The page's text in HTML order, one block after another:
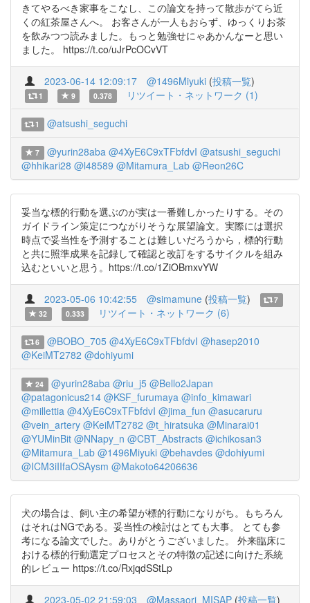
きてやるべき家事をこなし、この論文を持って散歩がてら近
くの紅茶屋さんへ。 お客さんが一人もおらず、ゆっくりお茶
を飲みつつ読みました。もっと勉強せにゃあかんなーと思い
ました。 https://t.co/uJrPcOCvVT
2023-06-14 12:09:17 @1496Miyuki (投稿一覧)
1 9 0.378 リツイート・ネットワーク (1)
1 @atsushi_seguchi
7 @yurin28aba @4XyE6C9xTFbfdvI @atsushi_seguchi
@hhikari28 @l48589 @Mitamura_Lab @Reon26C
妥当な標的行動を選ぶのが実は一番難しかったりする。その
ガイドライン策定につながりそうな展望論文。実際には選択
時点で妥当性を予測することは難しいだろうから，標的行動
と共に照準成果を記録して確認と改訂をするサイクルを組み
込むといいと思う。https://t.co/1ZiOBmxvYW
2023-05-06 10:42:55 @simamune (投稿一覧)
7
32
0.333 リツイート・ネットワーク (6)
6 @BOBO_705 @4XyE6C9xTFbfdvI @hasep2010
@KeiMT2782 @dohiyumi
24 @yurin28aba @riu_j5 @Bello2Japan
@patagonicus214 @KSF_furumaya @info_kimawari
@millettia @4XyE6C9xTFbfdvI @jima_fun @asucaruru
@vein_artery @KeiMT2782 @t_hiratsuka @Minarai01
@YUMinBit @NNapy_n @CBT_Abstracts @ichikosan3
@Mitamura_Lab @1496Miyuki @behavdes @dohiyumi
@ICM3iIIfaOSAysm @Makoto64206636
犬の場合は、飼い主の希望が標的行動になりがち。もちろん
はそれはNGである。妥当性の検討はとても大事。 とても参
考になる論文でした。ありがとうございました。 外来臨床に
おける標的行動選定プロセスとその特徴の記述に向けた系統
的レビュー https://t.co/RxjqdSStLp
2023-05-02 21:59:03 @Massaori_MISAP (投稿一覧)